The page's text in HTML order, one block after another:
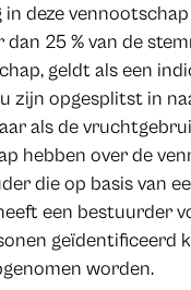
deze
25 % van de
geldt als een
zijn opgesplitst in
als de
hebben over de
die op basis van
een bestuurder
geïdentificeerd
worden.